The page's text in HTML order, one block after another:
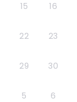
15 16
22 23
29 30
5 6